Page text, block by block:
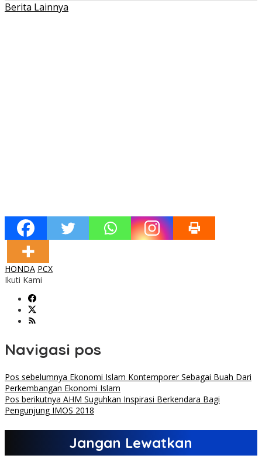
Berita Lainnya
HONDA PCX
Ikuti Kami
Navigasi pos
Pos sebelumnya Ekonomi Islam Kontemporer Sebagai Buah Dari
Perkembangan Ekonomi Islam
Pos berikutnya AHM Suguhkan Inspirasi Berkendara Bagi
Pengunjung IMOS 2018
Jangan Lewatkan